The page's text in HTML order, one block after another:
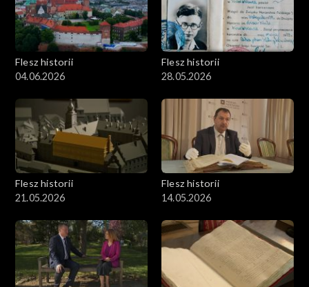
Flesz historii
04.06.2026
Flesz historii
28.05.2026
Flesz historii
21.05.2026
Flesz historii
14.05.2026